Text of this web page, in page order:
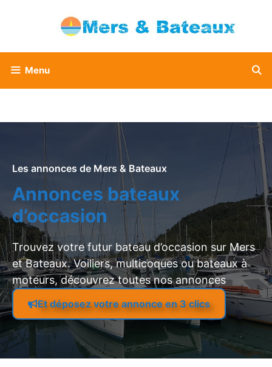
Menu
Les annonces de Mers & Bateaux
Annonces bateaux
d’occasion
Trouvez votre futur bateau d’occasion sur Mers
et Bateaux. Voiliers, multicoques ou bateaux à
moteurs, découvrez toutes nos annonces
Et déposez votre annonce en 3 clics